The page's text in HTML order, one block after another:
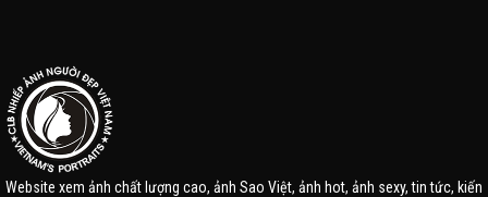
Website xem ảnh chất lượng cao, ảnh Sao Việt, ảnh hot, ảnh sexy, tin tức, kiến